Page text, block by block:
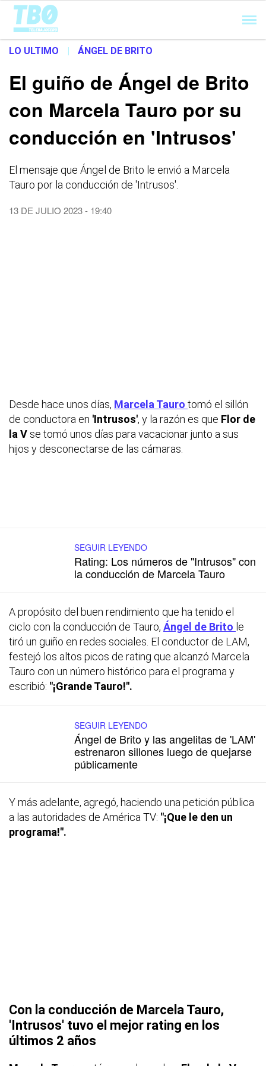
Cargando...
LO ULTIMO | ÁNGEL DE BRITO
El guiño de Ángel de Brito
con Marcela Tauro por su
conducción en 'Intrusos'
El mensaje que Ángel de Brito le envió a Marcela
Tauro por la conducción de 'Intrusos'.
13 DE JULIO 2023 - 19:40
Desde hace unos días, Marcela Tauro tomó el sillón
de conductora en 'Intrusos', y la razón es que Flor de
la V se tomó unos días para vacacionar junto a sus
hijos y desconectarse de las cámaras.
SEGUIR LEYENDO
Rating: Los números de "Intrusos" con
la conducción de Marcela Tauro
A propósito del buen rendimiento que ha tenido el
ciclo con la conducción de Tauro, Ángel de Brito le
tiró un guiño en redes sociales. El conductor de LAM,
festejó los altos picos de rating que alcanzó Marcela
Tauro con un número histórico para el programa y
escribió: "¡Grande Tauro!".
SEGUIR LEYENDO
Ángel de Brito y las angelitas de 'LAM'
estrenaron sillones luego de quejarse
públicamente
Y más adelante, agregó, haciendo una petición pública
a las autoridades de América TV: "¡Que le den un
programa!".
Con la conducción de Marcela Tauro,
'Intrusos' tuvo el mejor rating en los
últimos 2 años